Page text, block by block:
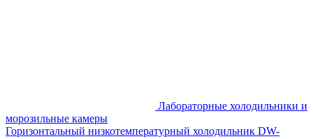
Лабораторные холодильники и
морозильные камеры
Горизонтальный низкотемпературный холодильник DW-